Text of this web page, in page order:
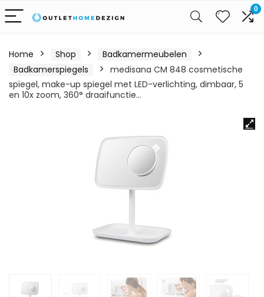
0
Home Shop
Badkamermeubelen
Badkamerspiegels
medisana CM 848 cosmetische
spiegel, make-up spiegel met LED-verlichting, dimbaar, 5
en 10x zoom, 360° draaifunctie…